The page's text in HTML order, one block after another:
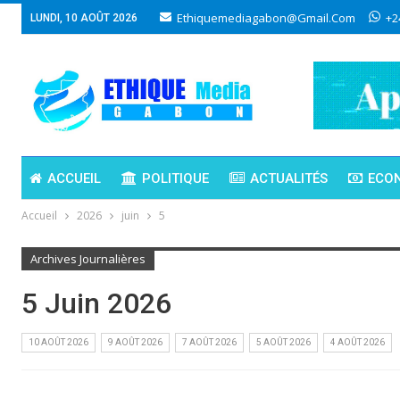
LUNDI, 10 AOÛT 2026 Ethiquemediagabon@gmail.com
ACCUEIL POLITIQUE ACTUALITÉS
Accueil 2026 juin 5
Archives Journalières
5 Juin 2026
10 AOÛT 2026 9 AOÛT 2026 7 AOÛT 2026 5 AOÛT 2026 4 AOÛT 2026